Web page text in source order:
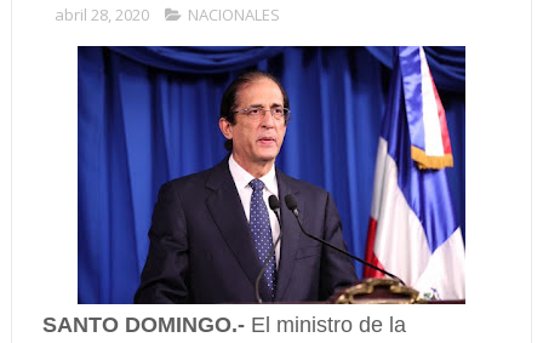
abril 28, 2020 NACIONALES
SANTO DOMINGO.-El ministro de la